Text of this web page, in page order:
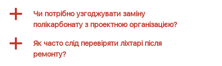
a
Чи потрібно узгоджувати заміну
полікарбонату з проектною організацією?
a
Як часто слід перевіряти ліхтарі після
ремонту?